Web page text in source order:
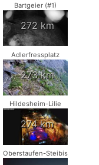
Bartgeier (#1)
272 km
Adlerfressplatz
273 km
Hildesheim-Lilie
274 km
Oberstaufen-Steibis